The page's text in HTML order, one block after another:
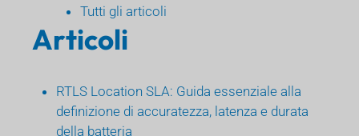
Tutti gli articoli
Articoli
RTLS Location SLA: Guida essenziale alla
definizione di accuratezza, latenza e durata
della batteria